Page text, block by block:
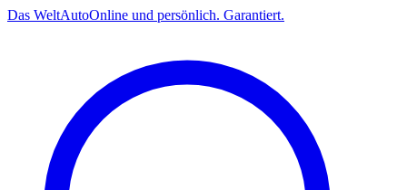
Das WeltAutoOnline und persönlich. Garantiert.